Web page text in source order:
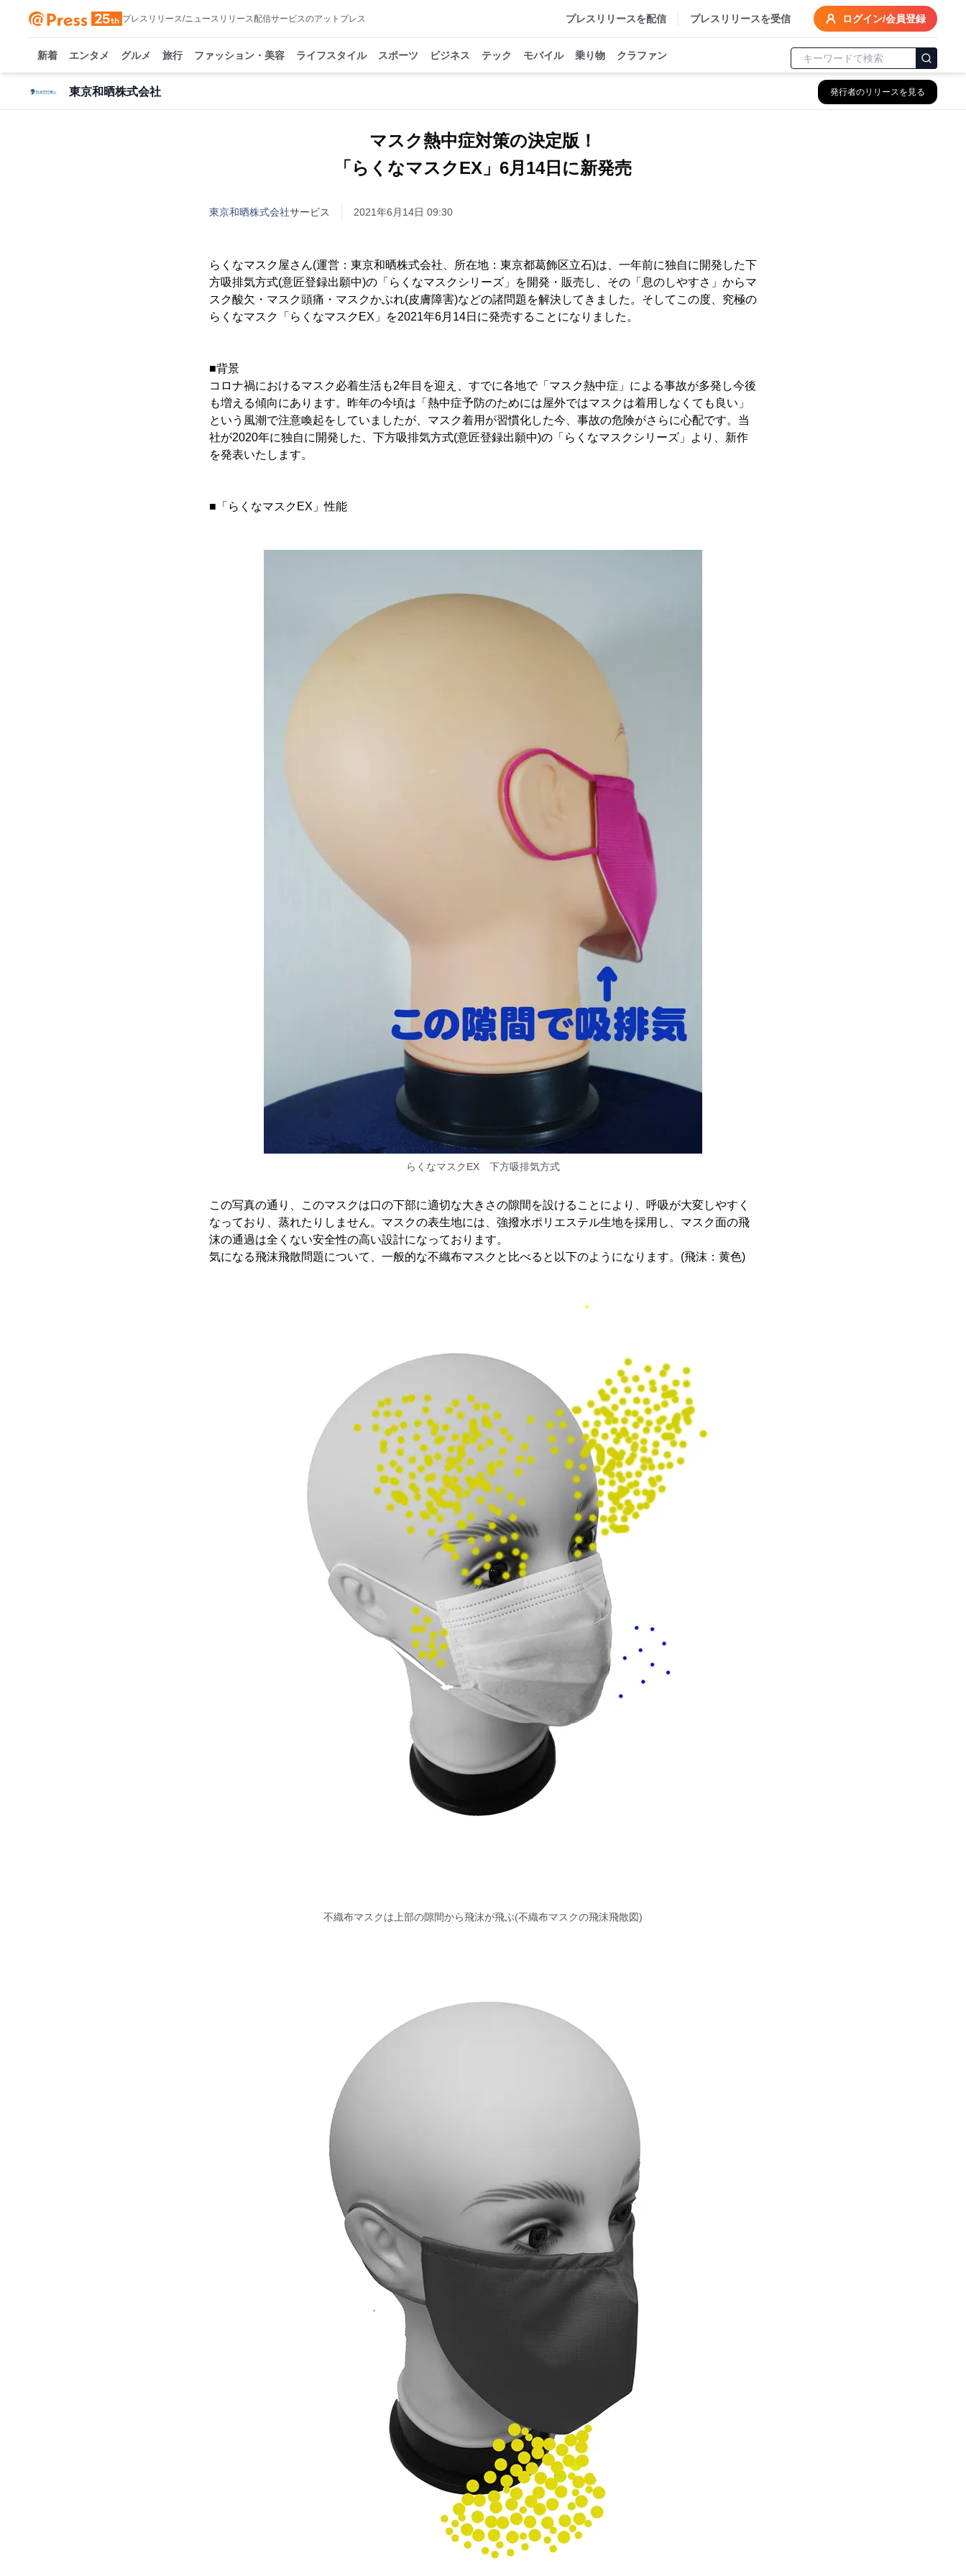
プレスリリース/ニュースリリース配信サービスのアットプレス プレスリリースを配信 プレスリリースを受信 ログイン/会員登録
新着 エンタメ グルメ 旅行 ファッション・美容 ライフスタイル スポーツ ビジネス テック モバイル 乗り物 クラファン
東京和晒株式会社 発行者のリリースを見る
マスク熱中症対策の決定版！
「らくなマスクEX」6月14日に新発売
東京和晒株式会社サービス 2021年6月14日 09:30
らくなマスク屋さん(運営：東京和晒株式会社、所在地：東京都葛飾区立石)は、一年前に独自に開発した下
方吸排気方式(意匠登録出願中)の「らくなマスクシリーズ」を開発・販売し、その「息のしやすさ」からマ
スク酸欠・マスク頭痛・マスクかぶれ(皮膚障害)などの諸問題を解決してきました。そしてこの度、究極の
らくなマスク「らくなマスクEX」を2021年6月14日に発売することになりました。
■背景
コロナ禍におけるマスク必着生活も2年目を迎え、すでに各地で「マスク熱中症」による事故が多発し今後
も増える傾向にあります。昨年の今頃は「熱中症予防のためには屋外ではマスクは着用しなくても良い」
という風潮で注意喚起をしていましたが、マスク着用が習慣化した今、事故の危険がさらに心配です。当
社が2020年に独自に開発した、下方吸排気方式(意匠登録出願中)の「らくなマスクシリーズ」より、新作
を発表いたします。
■「らくなマスクEX」性能
らくなマスクEX 下方吸排気方式
この写真の通り、このマスクは口の下部に適切な大きさの隙間を設けることにより、呼吸が大変しやすく
なっており、蒸れたりしません。マスクの表生地には、強撥水ポリエステル生地を採用し、マスク面の飛
沫の通過は全くない安全性の高い設計になっております。
気になる飛沫飛散問題について、一般的な不織布マスクと比べると以下のようになります。(飛沫：黄色)
不織布マスクは上部の隙間から飛沫が飛ぶ(不織布マスクの飛沫飛散図)